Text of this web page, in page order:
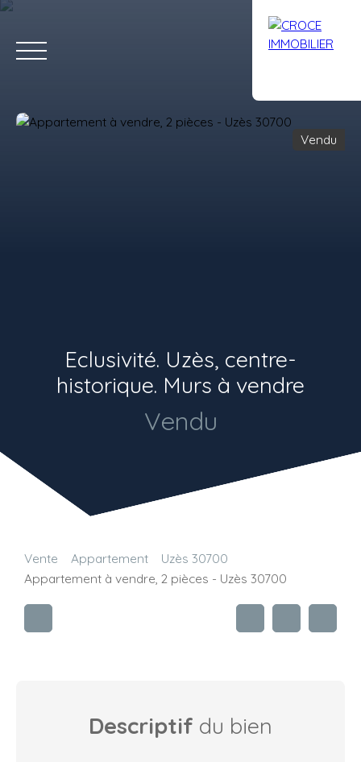
Vendu
Eclusivité. Uzès, centre-
historique. Murs à vendre
Vendu
Vente Appartement
Uzès 30700
Appartement à vendre, 2 pièces - Uzès 30700
Descriptif du bien